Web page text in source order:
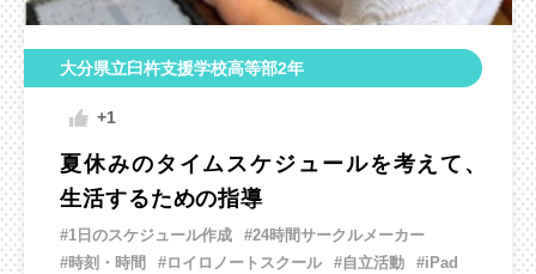
大分県立臼杵支援学校高等部2年
+1
夏休みのタイムスケジュールを考えて、
生活するための指導
#1日のスケジュール作成
#24時間サークルメーカー
#時刻・時間
#ロイロノートスクール #自立活動 #iPad